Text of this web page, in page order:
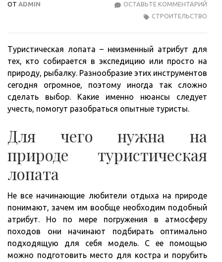
ОТ ADMIN ОСТАВЬТЕ КОММЕНТАРИЙ
СТРОИТЕЛЬСТВО
Туристическая лопата – неизменный атрибут для
тех, кто собирается в экспедицию или просто на
природу, рыбалку. Разнообразие этих инструментов
сегодня огромное, поэтому иногда так сложно
сделать выбор. Какие именно нюансы следует
учесть, помогут разобраться опытные туристы.
Для чего нужна на
природе туристическая
лопата
Не все начинающие любители отдыха на природе
понимают, зачем им вообще необходим подобный
атрибут. Но по мере погружения в атмосферу
походов они начинают подбирать оптимально
подходящую для себя модель. С ее помощью
можно подготовить место для костра и порубить